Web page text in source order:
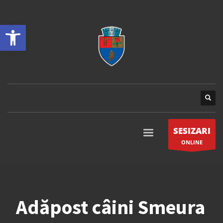
Open toolbar
SESIZARI
ONLINE
Adăpost câini Smeura